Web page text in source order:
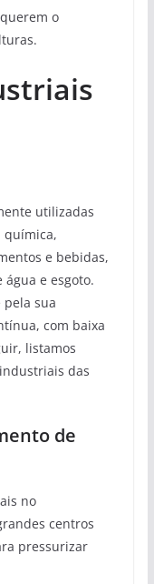
o
utilizadas
química,
e bebidas,
e esgoto.
pela sua
com baixa
listamos
das
de
no
centros
pressurizar